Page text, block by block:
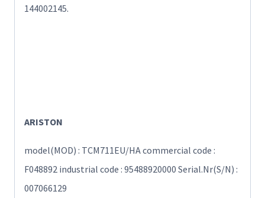
144002145.
ARISTON
model(MOD) : TCM711EU/HA commercial code :
F048892 industrial code : 95488920000 Serial.Nr(S/N) :
007066129